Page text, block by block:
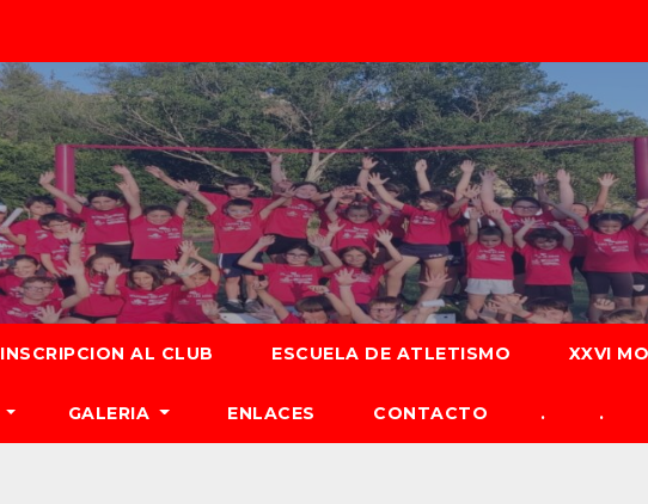
INSCRIPCION AL CLUB ESCUELA DE ATLETISMO XXVI
GALERIA ENLACES CONTACTO . .